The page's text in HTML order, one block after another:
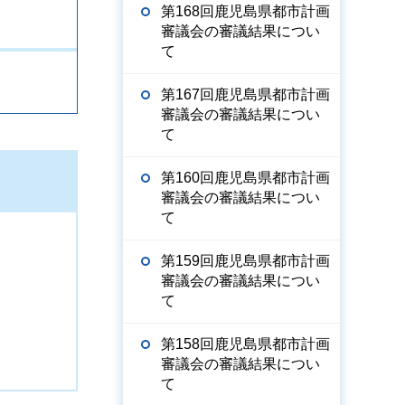
第168回鹿児島県都市計画
審議会の審議結果につい
て
第167回鹿児島県都市計画
審議会の審議結果につい
て
第160回鹿児島県都市計画
審議会の審議結果につい
て
第159回鹿児島県都市計画
審議会の審議結果につい
て
第158回鹿児島県都市計画
審議会の審議結果につい
て